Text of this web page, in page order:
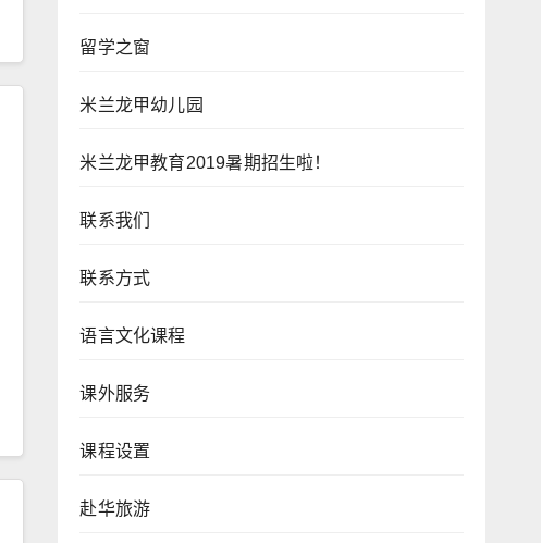
留学之窗
米兰龙甲幼儿园
米兰龙甲教育2019暑期招生啦！
联系我们
联系方式
语言文化课程
课外服务
课程设置
赴华旅游